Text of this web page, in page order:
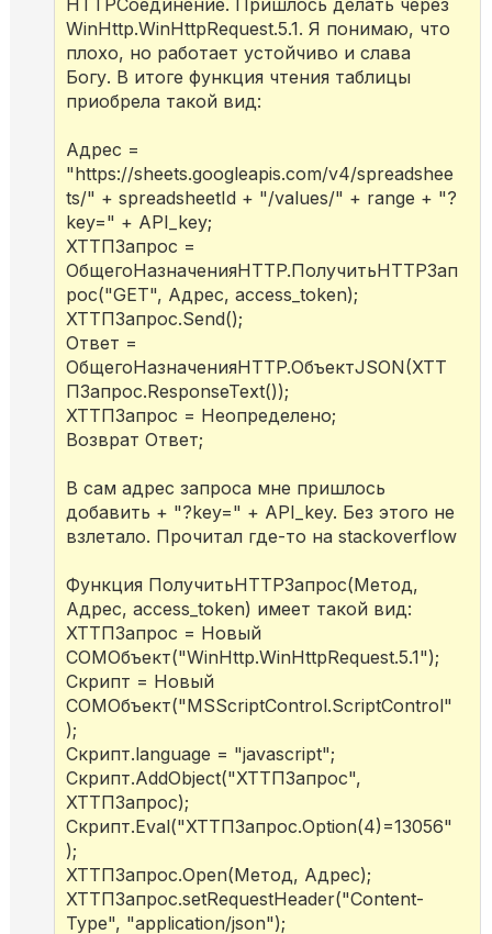
HTTPСоединение. Пришлось делать через
WinHttp.WinHttpRequest.5.1. Я понимаю, что
плохо, но работает устойчиво и слава
Богу. В итоге функция чтения таблицы
приобрела такой вид:
Адрес =
"https://sheets.googleapis.com/v4/spreadshee
ts/" + spreadsheetId + "/values/" + range + "?
key=" + API_key;
ХТТПЗапрос =
ОбщегоНазначенияHTTP.ПолучитьHTTPЗап
рос("GET", Адрес, access_token);
ХТТПЗапрос.Send();
Ответ =
ОбщегоНазначенияHTTP.ОбъектJSON(ХТТ
ПЗапрос.ResponseText());
ХТТПЗапрос = Неопределено;
Возврат Ответ;
В сам адрес запроса мне пришлось
добавить + "?key=" + API_key. Без этого не
взлетало. Прочитал где-то на stackoverflow
Функция ПолучитьHTTPЗапрос(Метод,
Адрес, access_token) имеет такой вид:
ХТТПЗапрос = Новый
COMОбъект("WinHttp.WinHttpRequest.5.1");
Скрипт = Новый
COMОбъект("MSScriptControl.ScriptControl"
);
Скрипт.language = "javascript";
Скрипт.AddObject("ХТТПЗапрос",
ХТТПЗапрос);
Скрипт.Eval("ХТТПЗапрос.Option(4)=13056"
);
ХТТПЗапрос.Open(Метод, Адрес);
ХТТПЗапрос.setRequestHeader("Content-
Type", "application/json");